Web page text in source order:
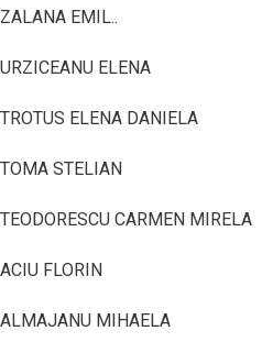
ZALANA EMIL..
URZICEANU ELENA
TROTUS ELENA DANIELA
TOMA STELIAN
TEODORESCU CARMEN MIRELA
ACIU FLORIN
ALMAJANU MIHAELA